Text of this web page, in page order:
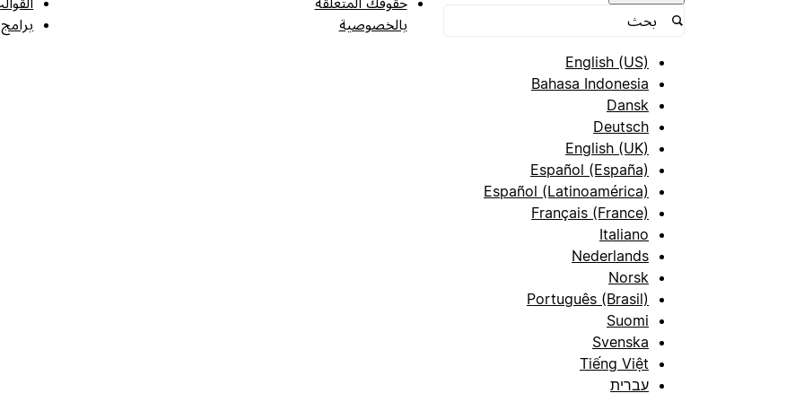
English (US)
Bahasa Indonesia
Dansk
Deutsch
English (UK)
Español (España)
Español (Latinoamérica)
Français (France)
Italiano
Nederlands
Norsk
Português (Brasil)
Suomi
Svenska
Tiếng Việt
עברית
بالخصوصية